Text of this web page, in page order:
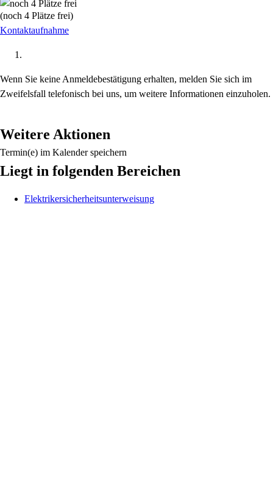
(noch 4 Plätze frei)
Kontaktaufnahme
Wenn Sie keine Anmeldebestätigung erhalten, melden Sie sich im
Zweifelsfall telefonisch bei uns, um weitere Informationen einzuholen.
Weitere Aktionen
Termin(e) im Kalender speichern
Liegt in folgenden Bereichen
Elektrikersicherheitsunterweisung